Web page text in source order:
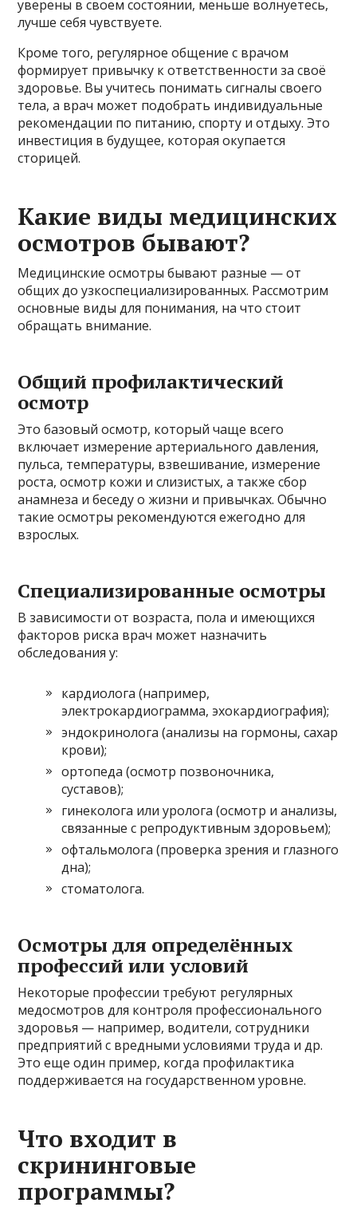
уверены в своем состоянии, меньше волнуетесь,
лучше себя чувствуете.
Кроме того, регулярное общение с врачом
формирует привычку к ответственности за своё
здоровье. Вы учитесь понимать сигналы своего
тела, а врач может подобрать индивидуальные
рекомендации по питанию, спорту и отдыху. Это
инвестиция в будущее, которая окупается
сторицей.
Какие виды медицинских
осмотров бывают?
Медицинские осмотры бывают разные — от
общих до узкоспециализированных. Рассмотрим
основные виды для понимания, на что стоит
обращать внимание.
Общий профилактический
осмотр
Это базовый осмотр, который чаще всего
включает измерение артериального давления,
пульса, температуры, взвешивание, измерение
роста, осмотр кожи и слизистых, а также сбор
анамнеза и беседу о жизни и привычках. Обычно
такие осмотры рекомендуются ежегодно для
взрослых.
Специализированные осмотры
В зависимости от возраста, пола и имеющихся
факторов риска врач может назначить
обследования у:
кардиолога (например,
электрокардиограмма, эхокардиография);
эндокринолога (анализы на гормоны, сахар
крови);
ортопеда (осмотр позвоночника,
суставов);
гинеколога или уролога (осмотр и анализы,
связанные с репродуктивным здоровьем);
офтальмолога (проверка зрения и глазного
дна);
стоматолога.
Осмотры для определённых
профессий или условий
Некоторые профессии требуют регулярных
медосмотров для контроля профессионального
здоровья — например, водители, сотрудники
предприятий с вредными условиями труда и др.
Это еще один пример, когда профилактика
поддерживается на государственном уровне.
Что входит в
скрининговые
программы?